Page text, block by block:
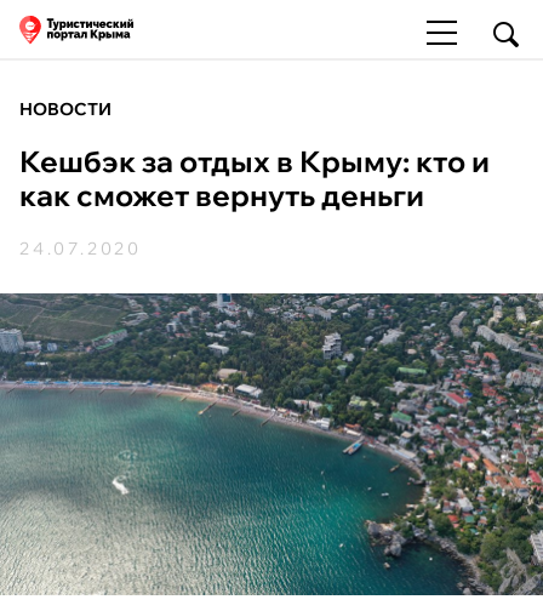
НОВОСТИ
Кешбэк за отдых в Крыму: кто и
как сможет вернуть деньги
24.07.2020